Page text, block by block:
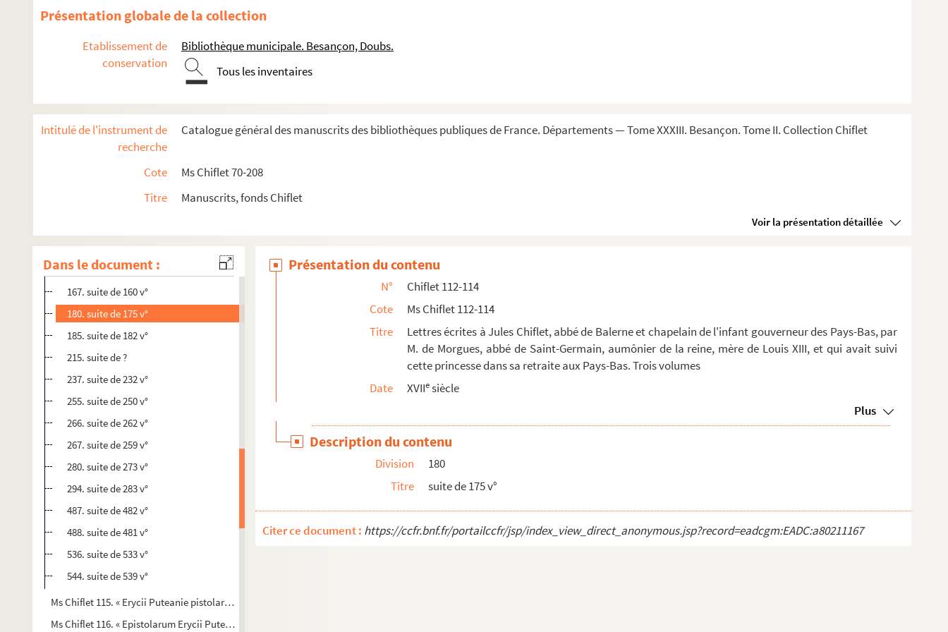
Présentation globale de la collection
Etablissement de
conservation
Bibliothèque municipale. Besançon, Doubs.
Tous les inventaires
Intitulé de l'instrument de
recherche
Catalogue général des manuscrits des bibliothèques publiques de France. Départements — Tome XXXIII. Besançon. Tome II. Collection Chiflet
Cote
Ms Chiflet 70-208
Titre
Manuscrits, fonds Chiflet
Voir la présentation détaillée
Dans le document :
Ms Chiflet 110. Église métropolitaine et bénéfices ecclésiastiques de la Franche-Comté
Ms Chiflet 111. Documents généalogiques sur des familles nobles originaires de la Franche-Comté ou alliées à des mai...
Ms Chiflet 112-114. Lettres écrites à Jules Chiflet, abbé de Balerne et chapelain de l'infant gouverneur des Pays-Bas, p...
27. suite de 20 v°
68. suite de 71 v°
129. suite de 126 v°
142. suite de 145 v°
149. suite de 146 v°
167. suite de 160 v°
180. suite de 175 v°
185. suite de 182 v°
215. suite de ?
237. suite de 232 v°
255. suite de 250 v°
266. suite de 262 v°
267. suite de 259 v°
280. suite de 273 v°
294. suite de 283 v°
487. suite de 482 v°
488. suite de 481 v°
536. suite de 533 v°
544. suite de 539 v°
Ms Chiflet 115. « Erycii Puteanie pistolarum ad Chifletios tomus I »
Ms Chiflet 116. « Epistolarum Erycii Puteani ad Philippum Chifletium manipulas ex autographo... »
Présentation du contenu
N°
Chiflet 112-114
Cote
Ms Chiflet 112-114
Titre
Lettres écrites à Jules Chiflet, abbé de Balerne et chapelain de l'infant gouverneur des Pays-Bas, par
M. de Morgues, abbé de Saint-Germain, aumônier de la reine, mère de Louis XIII, et qui avait suivi
cette princesse dans sa retraite aux Pays-Bas. Trois volumes
Date
XVIIesiècle
Plus
Description du contenu
Division
180
Titre
suite de 175 v°
Citer ce document : https://ccfr.bnf.fr/portailccfr/jsp/index_view_direct_anonymous.jsp?record=eadcgm:EADC:a80211167